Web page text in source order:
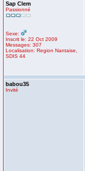
Sap Clem
Passionné
Sexe:
Inscrit le: 22 Oct 2009
Messages: 307
Localisation: Region Nantaise,
SDIS 44
babou35
Invité